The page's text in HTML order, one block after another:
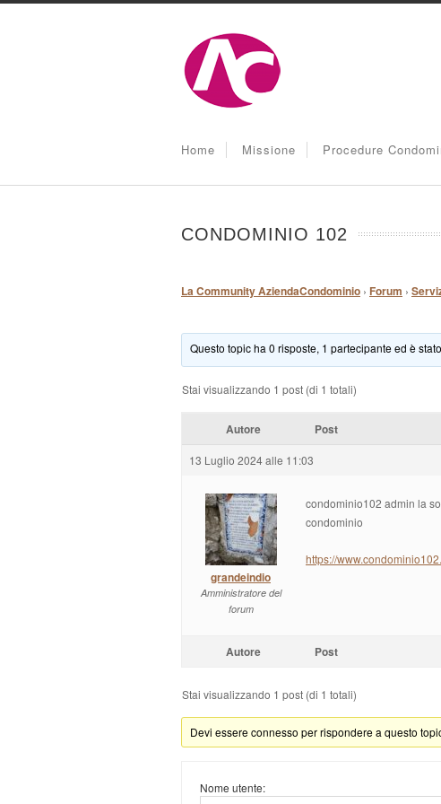
Home Missione Procedure
CONDOMINIO 102
La Community AziendaCondominio › Forum ›
Questo topic ha 0 risposte, 1 partecipante ed è
Stai visualizzando 1 post (di 1 totali)
Autore Post
13 Luglio 2024 alle 11:03
grandeindio
Amministratore del
forum
condominio102 admin la
condominio
https://
Autore Post
Stai visualizzando 1 post (di 1 totali)
Devi essere connesso per rispondere a questo
Nome utente: